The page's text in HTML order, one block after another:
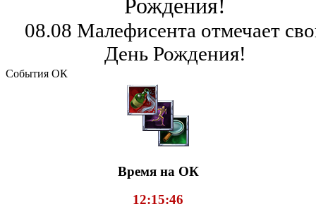
Рождения!
08.08 Малефисента отмечает
День Рождения!
События ОК
Время на ОК
12:15:46